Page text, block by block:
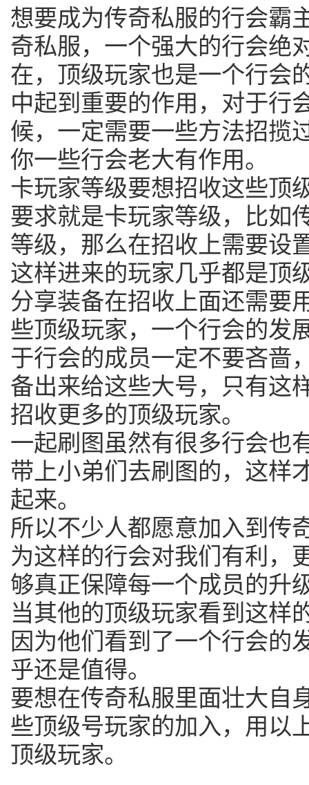
想要成为传奇私服的行会霸
奇私服，一个强大的行会绝
在，顶级玩家也是一个行会
中起到重要的作用，对于行
候，一定需要一些方法招揽
你一些行会老大有作用。
卡玩家等级要想招收这些顶
要求就是卡玩家等级，比如
等级，那么在招收上需要设
这样进来的玩家几乎都是顶
分享装备在招收上面还需要
些顶级玩家，一个行会的发
于行会的成员一定不要吝啬
备出来给这些大号，只有这
招收更多的顶级玩家。
一起刷图虽然有很多行会也
带上小弟们去刷图的，这样
起来。
所以不少人都愿意加入到传
为这样的行会对我们有利，
够真正保障每一个成员的升
当其他的顶级玩家看到这样
因为他们看到了一个行会的
乎还是值得。
要想在传奇私服里面壮大自
些顶级号玩家的加入，用以
顶级玩家。